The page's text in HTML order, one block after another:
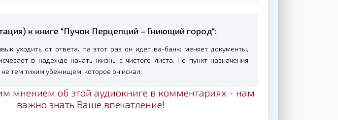
к книге "Пучок Перцепций – Гниющий город":
уходить от ответа. На этот раз он идет ва-банк: меняет документы,
в надежде начать жизнь с чистого листа. Но пункт назначения
тем тихим убежищем, которое он искал.
мнением об этой аудиокниге в комментариях - нам
важно знать Ваше впечатление!